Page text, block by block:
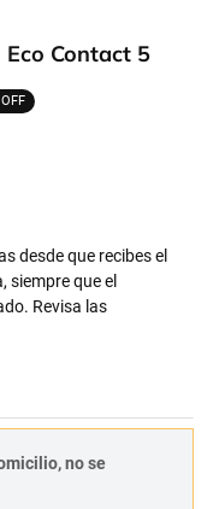
Contact 5
desde que recibes el
que el
Revisa las
no se